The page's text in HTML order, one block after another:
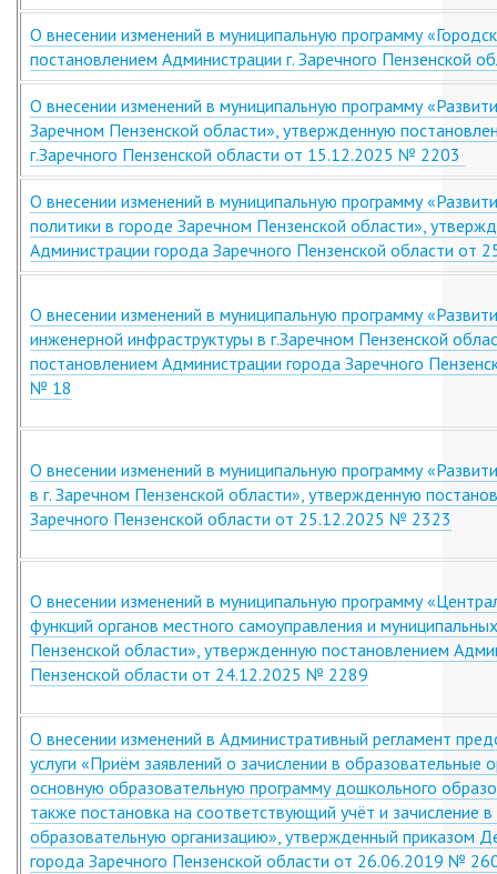
О внесении изменений в муниципальную программу
постановлением Администрации г. Заречного Пензенской
О внесении изменений в муниципальную программу
Заречном Пензенской области», утвержденную
г.Заречного Пензенской области от 15.12.2025 № 2203
О внесении изменений в муниципальную программу
политики в городе Заречном Пензенской области»,
Администрации города Заречного Пензенской области
О внесении изменений в муниципальную программу
инженерной инфраструктуры в г.Заречном Пензенской
постановлением Администрации города Заречного
№ 18
О внесении изменений в муниципальную программу
в г. Заречном Пензенской области», утвержденную
Заречного Пензенской области от 25.12.2025 № 2323
О внесении изменений в муниципальную программу
функций органов местного самоуправления и
Пензенской области», утвержденную постановлением
Пензенской области от 24.12.2025 № 2289
О внесении изменений в Административный регламент
услуги «Приём заявлений о зачислении в образовательные
основную образовательную программу дошкольного
также постановка на соответствующий учёт и зачисление
образовательную организацию», утвержденный приказом
города Заречного Пензенской области от 26.06.2019 №